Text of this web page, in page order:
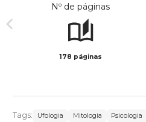
Nº de páginas
178 páginas
Tags: Ufologia Mitologia Psicologia